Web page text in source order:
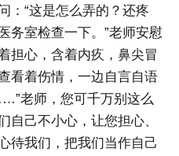
：“这是怎么弄的？还疼
务室检查一下。”老师安慰
担心，含着内疚，鼻尖冒
看着伤情，一边自言自语
老师，您可千万别这么
自己不小心，让您担心、
待我们，把我们当作自己